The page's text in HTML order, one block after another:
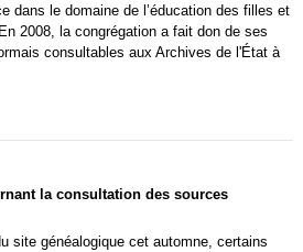
dans le domaine de l’éducation des filles et
2008, la congrégation a fait don de ses
consultables aux Archives de l'État à
la consultation des sources
site généalogique cet automne, certains